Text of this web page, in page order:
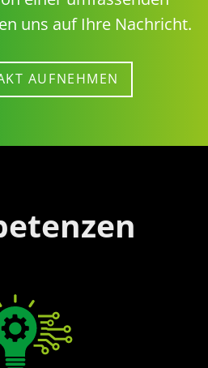
uns auf Ihre Nachricht.
AUFNEHMEN